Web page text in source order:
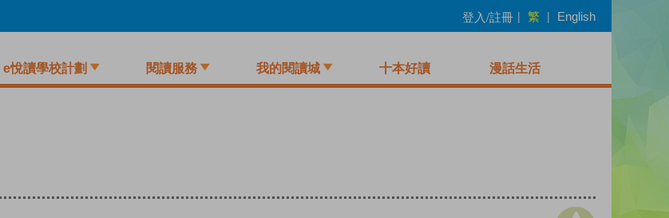
登入/註冊 | 繁 | English
e悅讀學校計劃 閱讀服務 我的閱讀城 十本好讀 漫話生活